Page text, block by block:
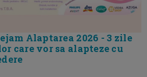
Alaptarea 2026 - 3 zile
care vor sa alapteze cu